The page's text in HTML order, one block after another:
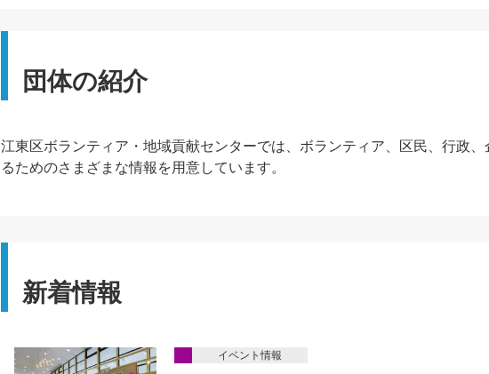
団体の紹介
江東区ボランティア・地域貢献センターでは、ボランティア、区民、行政
るためのさまざまな情報を用意しています。
新着情報
イベント情報